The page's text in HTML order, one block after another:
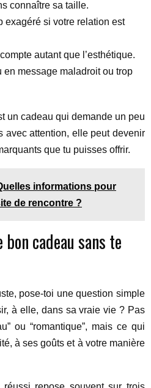
connaître sa taille.
exagéré si votre relation est
autant que l’esthétique.
en message maladroit ou trop
un cadeau qui demande un peu
avec attention, elle peut devenir
que tu puisses offrir.
informations pour
de rencontre ?
cadeau sans te
pose-toi une question simple
à elle, dans sa vraie vie ? Pas
ou “romantique”, mais ce qui
à ses goûts et à votre manière